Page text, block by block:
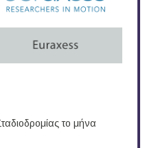
το μήνα